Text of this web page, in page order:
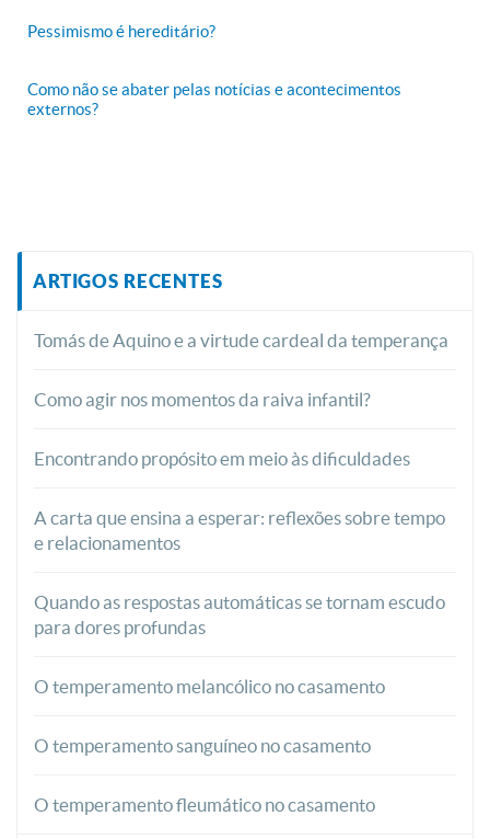
Pessimismo é hereditário?
Como não se abater pelas notícias e acontecimentos
externos?
ARTIGOS RECENTES
Tomás de Aquino e a virtude cardeal da temperança
Como agir nos momentos da raiva infantil?
Encontrando propósito em meio às dificuldades
A carta que ensina a esperar: reflexões sobre tempo
e relacionamentos
Quando as respostas automáticas se tornam escudo
para dores profundas
O temperamento melancólico no casamento
O temperamento sanguíneo no casamento
O temperamento fleumático no casamento